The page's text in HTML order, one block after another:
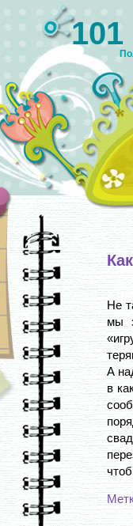
Не
мы
А
в